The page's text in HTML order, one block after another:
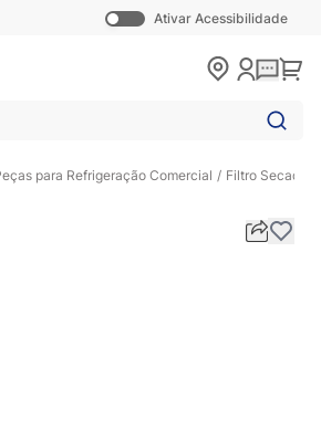
Ativar Acessibilidade
para Refrigeração Comercial / Filtro Secador